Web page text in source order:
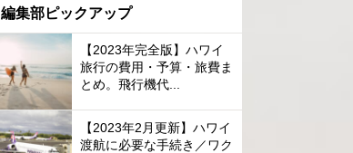
編集部ピックアップ
【2023年完全版】ハワイ
旅行の費用・予算・旅費ま
とめ。飛行機代...
【2023年2月更新】ハワイ
渡航に必要な手続き／ワク